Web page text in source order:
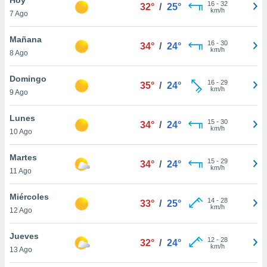
en
más
nuestra
de
cookies
aceptar
7 Ago
32° / 25° 16- 32
km/h
Mañana
8 Ago
34° / 24° 16- 30
km/h
Domingo
9 Ago
35° / 24° 16- 29
km/h
Lunes
10 Ago
34° / 24° 15- 30
km/h
Martes
11 Ago
34° / 24° 15- 29
km/h
Miércoles
12 Ago
33° / 25° 14- 28
km/h
Jueves
13 Ago
32° / 24° 12- 28
km/h